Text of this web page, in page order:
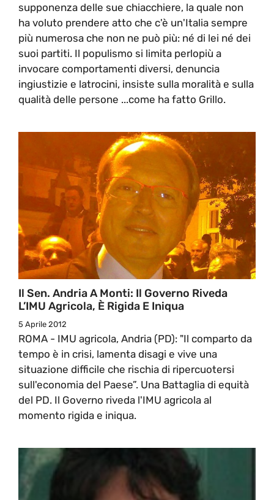
supponenza delle sue chiacchiere, la quale non
ha voluto prendere atto che c'è un'Italia sempre
più numerosa che non ne può più: né di lei né dei
suoi partiti. Il populismo si limita perlopiù a
invocare comportamenti diversi, denuncia
ingiustizie e latrocini, insiste sulla moralità e sulla
qualità delle persone ...come ha fatto Grillo.
Il Sen. Andria A Monti: Il Governo Riveda
L’IMU Agricola, È Rigida E Iniqua
5 Aprile 2012
ROMA - IMU agricola, Andria (PD): "Il comparto da
tempo è in crisi, lamenta disagi e vive una
situazione difficile che rischia di ripercuotersi
sull'economia del Paese”. Una Battaglia di equità
del PD. Il Governo riveda l'IMU agricola al
momento rigida e iniqua.